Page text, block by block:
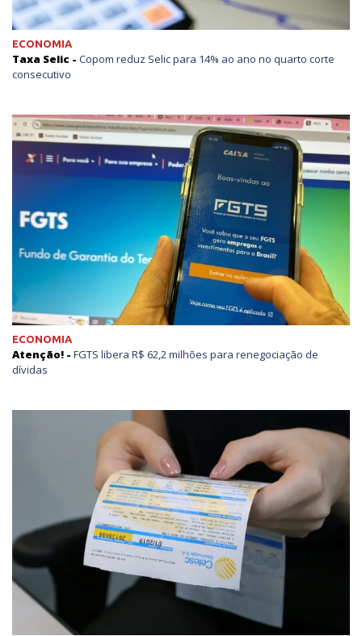
ECONOMIA
Taxa Selic - Copom reduz Selic para 14% ao ano no quarto corte
consecutivo
ECONOMIA
Atenção! - FGTS libera R$ 62,2 milhões para renegociação de
dívidas